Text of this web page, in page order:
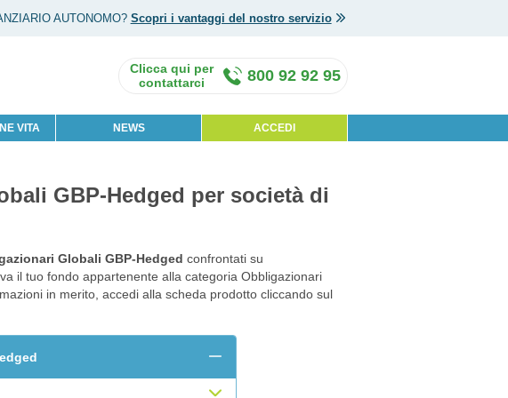
AUTONOMO? Scopri i vantaggi del nostro servizio
VITA NEWS ACCEDI
800 92 92 95
GBP-Hedged per società di
Globali GBP-Hedged confrontati su
il tuo fondo appartenente alla categoria Obbligazionari
in merito, accedi alla scheda prodotto cliccando sul